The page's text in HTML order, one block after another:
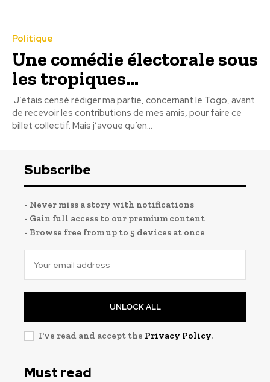
Politique
Une comédie électorale sous
les tropiques…
J’étais censé rédiger ma partie, concernant le Togo, avant
de recevoir les contributions de mes amis, pour faire ce
billet collectif. Mais j’avoue qu’en...
Subscribe
- Never miss a story with notifications
- Gain full access to our premium content
- Browse free from up to 5 devices at once
UNLOCK ALL
I've read and accept the Privacy Policy.
Must read